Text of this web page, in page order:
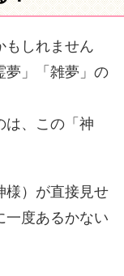
もしれません
夢」「雑夢」の
は、この「神
様）が直接見せ
一度あるかない